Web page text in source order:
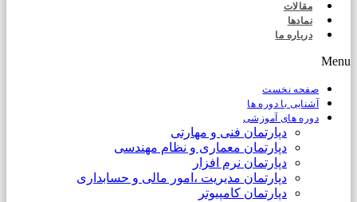
مقالات
نمادها
درباره ما
Menu
صفحه نخست
آشنایی با دوره ها
دوره های آموزشی
دپارتمان فنی و مهارتی
دپارتمان معماری و نظام مهندسی
دپارتمان نرم افزار
دپارتمان مدیریت ،امور مالی و حسابداری
دپارتمان کامپیوتر